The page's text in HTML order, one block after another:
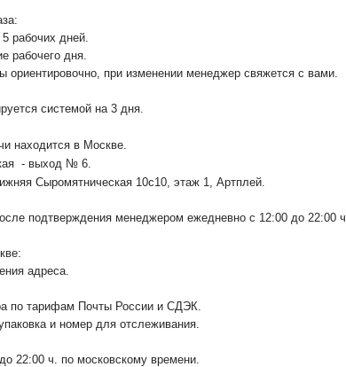
рабочих дней.
рабочего дня.
ориентировочно, при изменении менеджер свяжется с вами.
системой на 3 дня.
находится в Москве.
- выход № 6.
Сыромятническая 10с10 , этаж 1, Артплей.
подтверждения менеджером ежедневно с 12:00 до 22:00 ч.
адреса.
по тарифам Почты России и СДЭК.
и номер для отслеживания.
22:00 ч. по московскому времени.